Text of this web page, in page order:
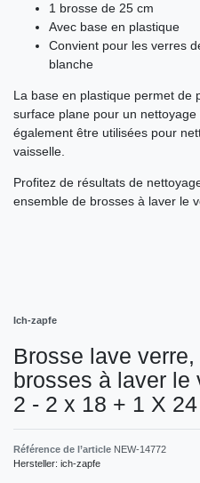
1 brosse de 25 cm
Avec base en plastique
Convient pour les verres
blanche
La base en plastique permet de
surface plane pour un
également être utilisées pour
vaisselle.
Profitez de résultats de
ensemble de brosses à laver le
Ich-zapfe
Brosse lave
brosses à laver le
2 - 2 x 18 + 1 X
Référence de l’article NEW-14772
Hersteller: ich-zapfe